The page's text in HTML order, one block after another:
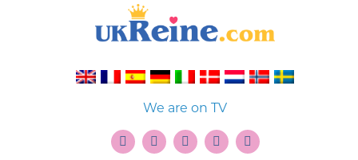
We are on TV